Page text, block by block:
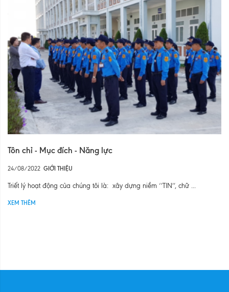
Tôn chỉ - Mục đích - Năng lực
24/08/2022 GIỚI THIỆU
Triết lý hoạt động của chúng tôi là: xây dựng niềm ‘’TIN’’, chữ ...
XEM THÊM